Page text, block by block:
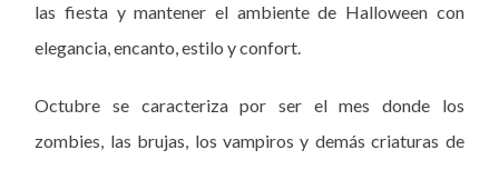
las fiesta y mantener el ambiente de Halloween con
elegancia, encanto, estilo y confort.
Octubre se caracteriza por ser el mes donde los
zombies, las brujas, los vampiros y demás criaturas de